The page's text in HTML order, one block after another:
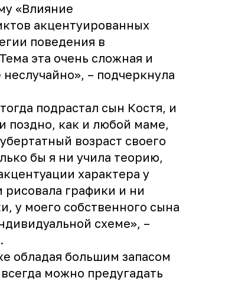
«Влияние
акцентуированных
поведения в
эта очень сложная и
– подчеркнула
подрастал сын Костя, и
поздно, как и любой маме,
возраст своего
бы я ни учила теорию,
характера у
рисовала графики и ни
у моего собственного сына
схеме», –
обладая большим запасом
можно предугадать